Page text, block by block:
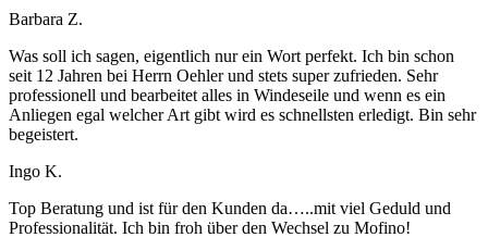
Barbara Z.
Was soll ich sagen, eigentlich nur ein Wort perfekt. Ich bin schon
seit 12 Jahren bei Herrn Oehler und stets super zufrieden. Sehr
professionell und bearbeitet alles in Windeseile und wenn es ein
Anliegen egal welcher Art gibt wird es schnellsten erledigt. Bin sehr
begeistert.
Ingo K.
Top Beratung und ist für den Kunden da…..mit viel Geduld und
Professionalität. Ich bin froh über den Wechsel zu Mofino!